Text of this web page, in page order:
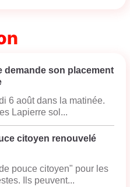
demande son placement
6 août dans la matinée.
Lapierre sol...
citoyen renouvelé
pouce citoyen" pour les
Ils peuvent...